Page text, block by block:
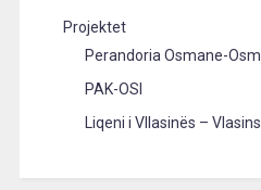
Projektet
Perandoria Osmane-
PAK-OSI
Liqeni i Vllasinës –